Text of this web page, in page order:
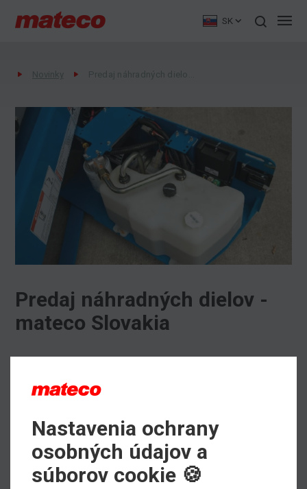
SK
Predaj náhradných dielov -
mateco Slovakia
Vaše pracovné plošiny?
Radi Vás podobných starostí zbavíme!
náhradných dielovpre stroje svetových značiek Genie,
TEREX, CTE, OMME, Haulotte, Teupen a ďalších. Ako
nadnárodná spoločnosť máme ľahký prístup k náhradným
dielom a technickej špecifikácii všetkých známych
Nastavenia ochrany
osobných údajov a
súborov cookie 🍪